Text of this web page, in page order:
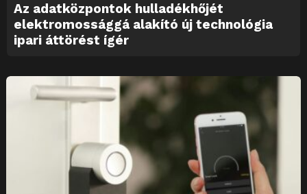
Az adatközpontok hulladékhőjét
elektromossággá alakító új technológia
ipari áttörést ígér